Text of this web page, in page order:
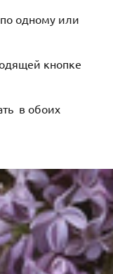
одному или
кнопке
в обоих